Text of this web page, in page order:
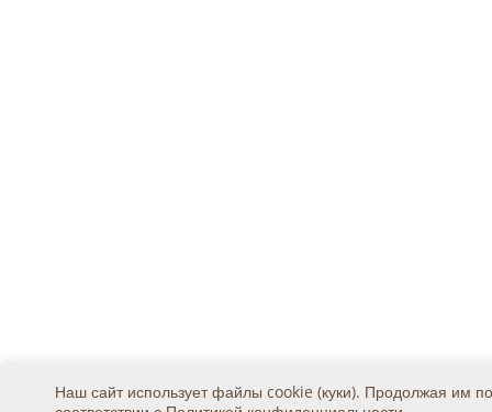
Наш сайт использует файлы cookie (куки). Продолжая им